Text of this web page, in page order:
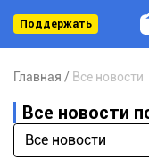
Поддержать
Главная Все новости
Все новости
Все новости